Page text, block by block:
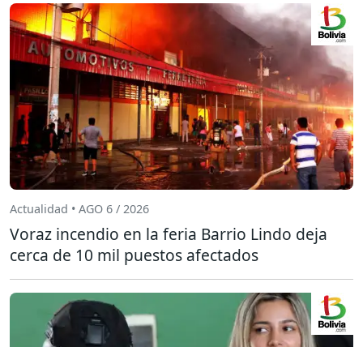
Actualidad • AGO 6 / 2026
Voraz incendio en la feria Barrio Lindo deja
cerca de 10 mil puestos afectados